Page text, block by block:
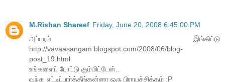
M.Rishan Shareef Friday, June 20, 2008 6:45:00 PM
அப்புறம் இங்கிட்டு
http://vavaasangam.blogspot.com/2008/06/blog-
post_19.html
உங்களைப் போட்டு கும்மிட்டேன்..
வந்து எட்டிப்பார்த்தீங்கன்னா ஒரு பிராயச்சித்தம் :P